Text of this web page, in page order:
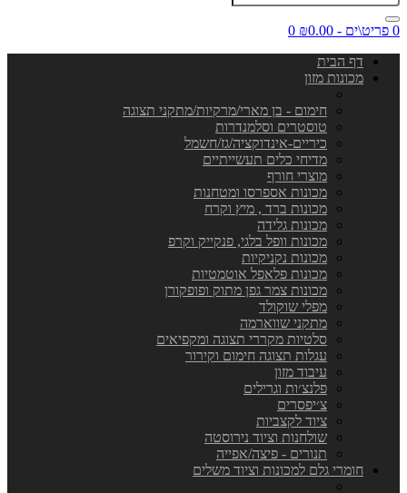
0 פריט\ים - ₪0.00
0
דף הבית
מכונות מזון
חימום - בן מארי/מרקיות/מתקני תצוגה
טוסטרים וסלמנדרות
כיריים-אינדוקציה/גז/חשמל
מדיחי כלים תעשייתיים
מוצרי חורף
מכונות אספרסו ומטחנות
מכונות ברד , מיץ וקרח
מכונות גלידה
מכונות וופל בלגי, פנקייק וקרפ
מכונות נקניקיות
מכונות פלאפל אוטמטיות
מכונות צמר גפן מתוק ופופקורן
מפלי שוקולד
מתקני שווארמה
סלטיות מקררי תצוגה ומקפיאים
עגלות תצוגה חימום וקירור
עיבוד מזון
פלנצ׳ות וגרילים
צ׳יפסרים
ציוד לקצביות
שולחנות וציוד נירוסטה
תנורים - פיצה/אפייה
חומרי גלם למכונות וציוד משלים